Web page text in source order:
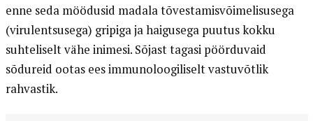
enne seda möödusid madala tõvestamisvõimelisusega
(virulentsusega) gripiga ja haigusega puutus kokku
suhteliselt vähe inimesi. Sõjast tagasi pöörduvaid
sõdureid ootas ees immunoloogiliselt vastuvõtlik
rahvastik.